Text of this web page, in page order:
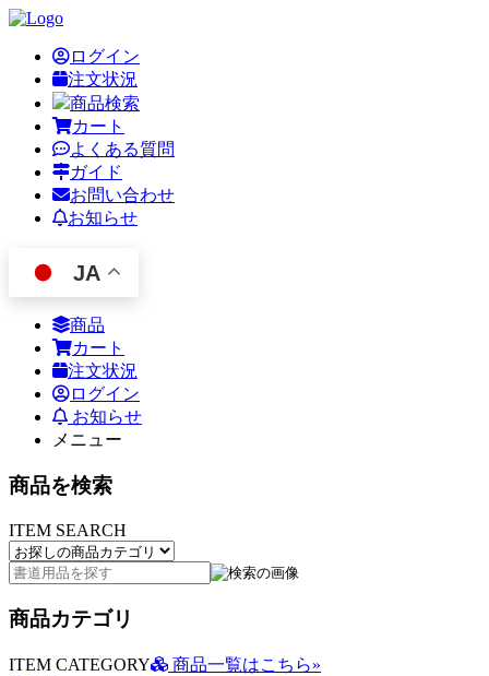
ログイン
注文状況
商品検索
カート
よくある質問
ガイド
お問い合わせ
お知らせ
JA
商品
カート
注文状況
ログイン
お知らせ
メニュー
商品を検索
ITEM SEARCH
商品カテゴリ
ITEM CATEGORY
商品一覧はこちら»